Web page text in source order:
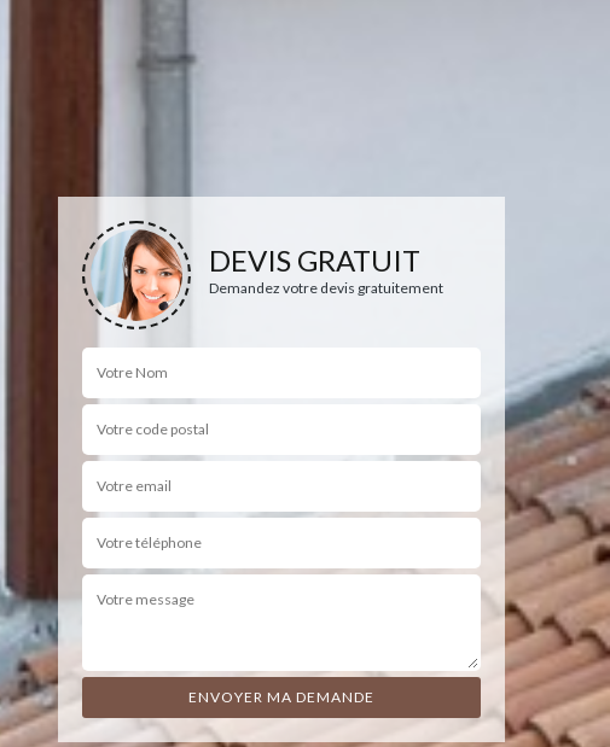
DEVIS GRATUIT
Demandez votre devis gratuitement